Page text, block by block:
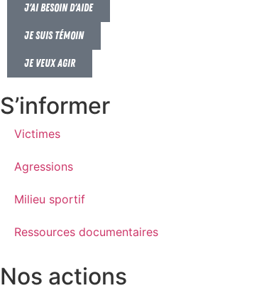
J'ai besoin d'aide
Je suis témoin
Je veux agir
S’informer
Victimes
Agressions
Milieu sportif
Ressources documentaires
Nos actions